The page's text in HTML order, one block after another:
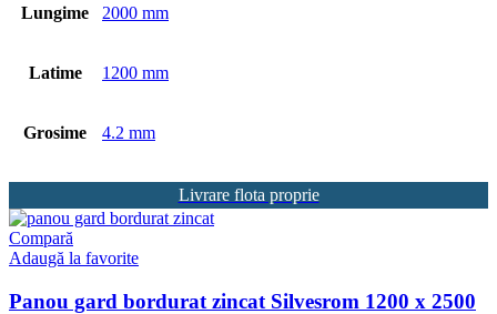
Lungime 2000 mm
Latime 1200 mm
Grosime 4.2 mm
Livrare flota proprie
Compară
Adaugă la favorite
Panou gard bordurat zincat Silvesrom 1200 x 2500